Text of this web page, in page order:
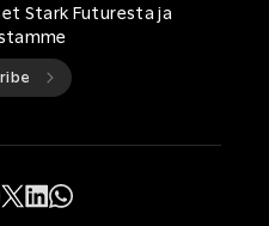
Stark Futuresta ja